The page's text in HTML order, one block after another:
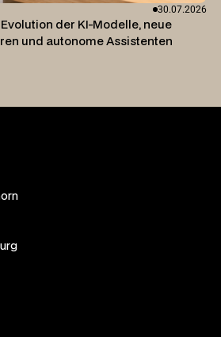
30.07.2026
der KI-Modelle, neue
und autonome Assistenten